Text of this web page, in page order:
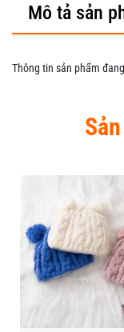
Mô tả sản
Thông tin sản phẩm